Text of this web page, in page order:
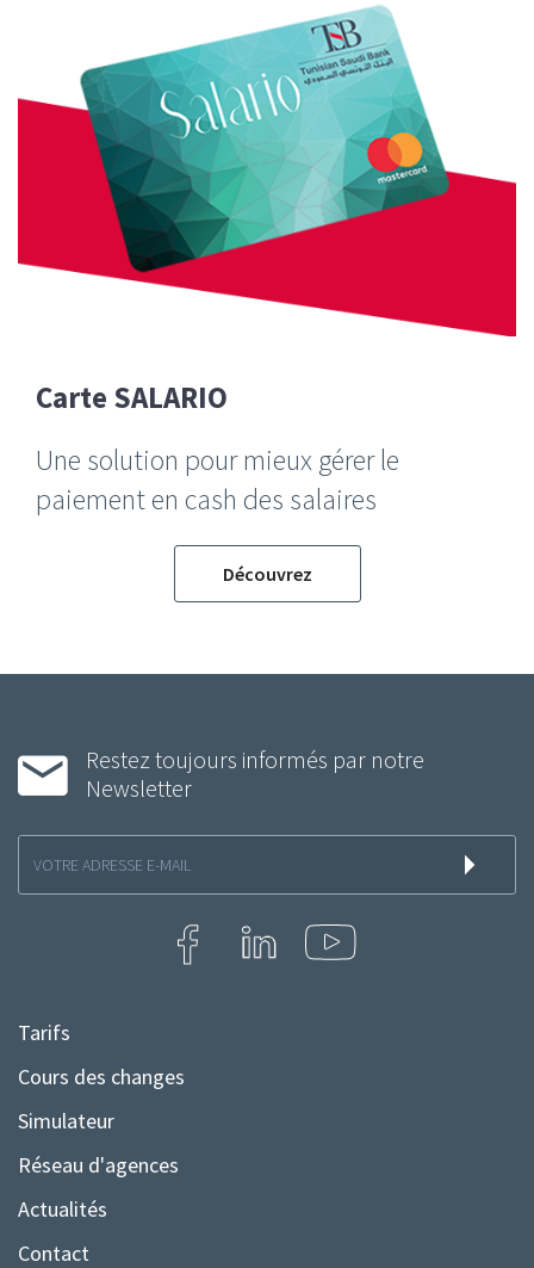
Carte SALARIO
Une solution pour mieux gérer le
paiement en cash des salaires
Découvrez
Restez toujours informés par notre
Newsletter
la
Menu
Pied
page
Tarifs
Cours des changes
Simulateur
Réseau d'agences
Actualités
Contact